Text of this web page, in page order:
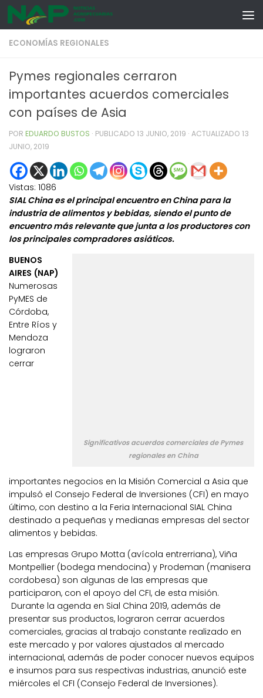
Skip to content
ECONOMÍAS REGIONALES
Pymes regionales cerraron
importantes acuerdos comerciales
con países de Asia
POR EDUARDO BUSTOS · PUBLICADO 13 JUNIO, 2019 · ACTUALIZADO 13
JUNIO, 2019
Vistas: 1086
SIAL China es el principal encuentro en China para la
industria de alimentos y bebidas, siendo el punto de
encuentro más relevante que junta a los productores con
los principales compradores asiáticos.
Significativos acuerdos comerciales de Pymes
regionales en China
BUENOS
AIRES (NAP)
Numerosas
PyMES de
Córdoba,
Entre Ríos y
Mendoza
lograron
cerrar
importantes negocios en la Misión Comercial a Asia que
impulsó el Consejo Federal de Inversiones (CFI) en mayo
último, con destino a la Feria Internacional SIAL China
destinado a pequeñas y medianas empresas del sector
alimentos y bebidas.
Las empresas Grupo Motta (avícola entrerriana), Viña
Montpellier (bodega mendocina) y Prodeman (manisera
cordobesa) son algunas de las empresas que
participaron, con el apoyo del CFI, de esta misión.
Durante la agenda en Sial China 2019, además de
presentar sus productos, lograron cerrar acuerdos
comerciales, gracias al trabajo constante realizado en
este mercado y por valores ajustados al mercado
internacional, además de poder conocer nuevos equipos
e insumos para sus respectivas industrias, anunció este
miércoles el CFI (Consejo Federal de Inversiones).